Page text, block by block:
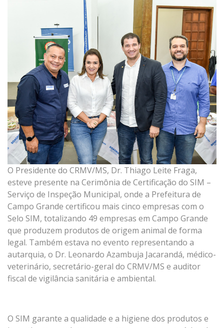
O Presidente do CRMV/MS, Dr. Thiago Leite Fraga,
esteve presente na Cerimônia de Certificação do SIM –
Serviço de Inspeção Municipal, onde a Prefeitura de
Campo Grande certificou mais cinco empresas com o
Selo SIM, totalizando 49 empresas em Campo Grande
que produzem produtos de origem animal de forma
legal. Também estava no evento representando a
autarquia, o Dr. Leonardo Azambuja Jacarandá, médico-
veterinário, secretário-geral do CRMV/MS e auditor
fiscal de vigilância sanitária e ambiental.
O SIM garante a qualidade e a higiene dos produtos e